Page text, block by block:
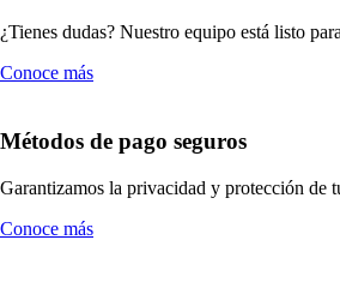
¿Tienes dudas? Nuestro equipo está listo
Conoce más
Métodos de pago seguros
Garantizamos la privacidad y protección de
Conoce más